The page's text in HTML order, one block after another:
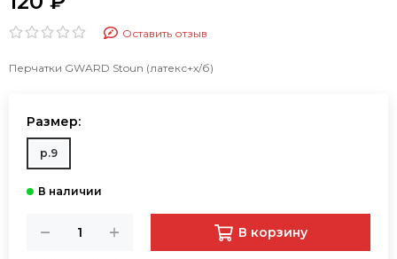
Оставить отзыв
Перчатки GWARD Stoun (латекс+х/б)
Размер:
р.9
В корзину